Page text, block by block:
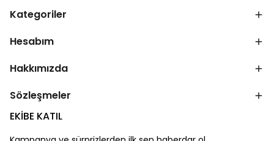
Kategoriler
Hesabım
Hakkımızda
Sözleşmeler
EKİBE KATIL